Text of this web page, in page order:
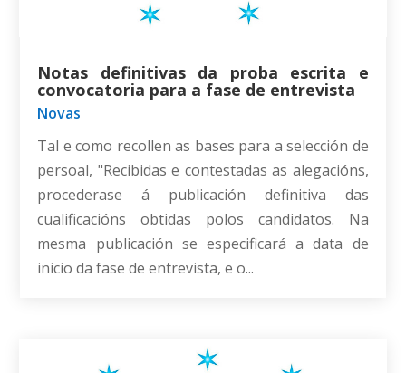
Notas definitivas da proba escrita e
convocatoria para a fase de entrevista
Novas
Tal e como recollen as bases para a selección de
persoal, "Recibidas e contestadas as alegacións,
procederase á publicación definitiva das
cualificacións obtidas polos candidatos. Na
mesma publicación se especificará a data de
inicio da fase de entrevista, e o...